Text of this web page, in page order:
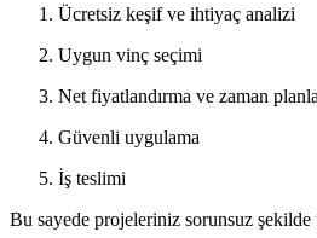
Ücretsiz keşif ve ihtiyaç analizi
Uygun vinç seçimi
Net fiyatlandırma ve zaman
Güvenli uygulama
İş teslimi
Bu sayede projeleriniz sorunsuz şekilde